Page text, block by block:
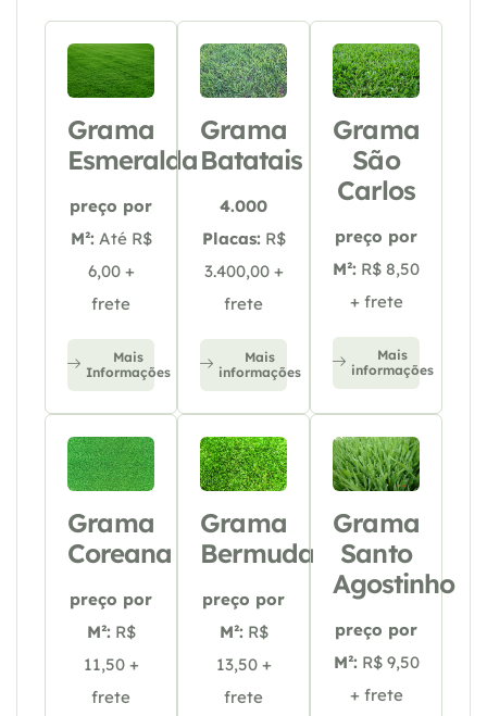
Grama
Esmeralda
preço por
M²: Até R$
6,00 +
frete
Mais
Informações
Grama
Batatais
4.000
Placas: R$
3.400,00 +
frete
Mais
informações
Grama
São
Carlos
preço por
M²: R$ 8,50
+ frete
Mais
informações
Grama
Coreana
preço por
M²: R$
11,50 +
frete
Grama
Bermuda
preço por
M²: R$
13,50 +
frete
Grama
Santo
Agostinho
preço por
M²: R$ 9,50
+ frete